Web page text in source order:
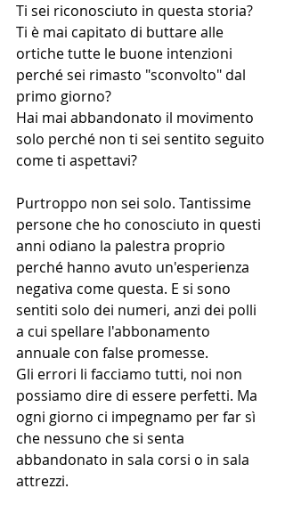
Ti sei riconosciuto in questa storia?
Ti è mai capitato di buttare alle
ortiche tutte le buone intenzioni
perché sei rimasto "sconvolto" dal
primo giorno?
Hai mai abbandonato il movimento
solo perché non ti sei sentito seguito
come ti aspettavi?
Purtroppo non sei solo. Tantissime
persone che ho conosciuto in questi
anni odiano la palestra proprio
perché hanno avuto un'esperienza
negativa come questa. E si sono
sentiti solo dei numeri, anzi dei polli
a cui spellare l'abbonamento
annuale con false promesse.
Gli errori li facciamo tutti, noi non
possiamo dire di essere perfetti. Ma
ogni giorno ci impegnamo per far sì
che nessuno che si senta
abbandonato in sala corsi o in sala
attrezzi.